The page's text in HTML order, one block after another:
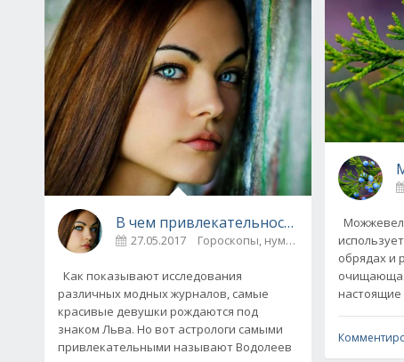
В чем привлекательность вашего
27.05.2017 Гороскопы, нумерология 0
Как показывают исследования
различных модных журналов, самые
красивые девушки рождаются под
знаком Льва. Но вот астрологи самыми
привлекательными называют Водолеев
обрядах и
настоящие